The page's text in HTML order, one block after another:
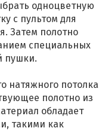
одноцветную
с пультом для
Затем полотно
специальных
пушки.
натяжного потолка
полотно из
обладает
такими как